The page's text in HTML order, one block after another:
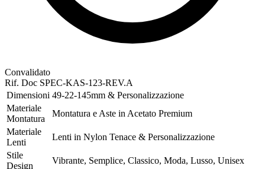
Convalidato
Rif. Doc SPEC-KAS-123-REV.A
Dimensioni 49-22-145mm & Personalizzazione
Materiale
Montatura
Montatura e Aste in Acetato Premium
Materiale
Lenti
Lenti in Nylon Tenace & Personalizzazione
Stile
Design
Vibrante, Semplice, Classico, Moda, Lusso, Unisex